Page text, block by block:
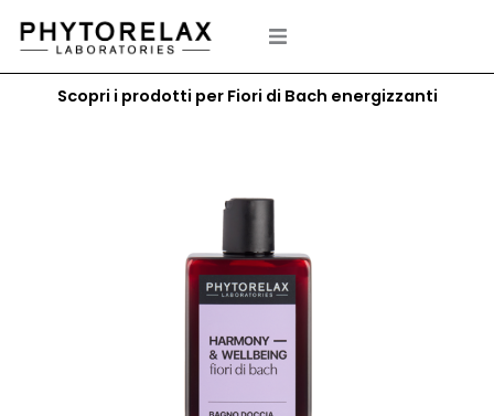
Scopri i prodotti per Fiori di Bach energizzanti